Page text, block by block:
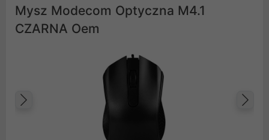
Mysz Modecom Optyczna M4.1
CZARNA Oem
Poprzedni